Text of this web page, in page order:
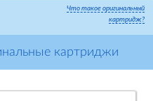
Что такое оригинальный
картридж?
картриджи